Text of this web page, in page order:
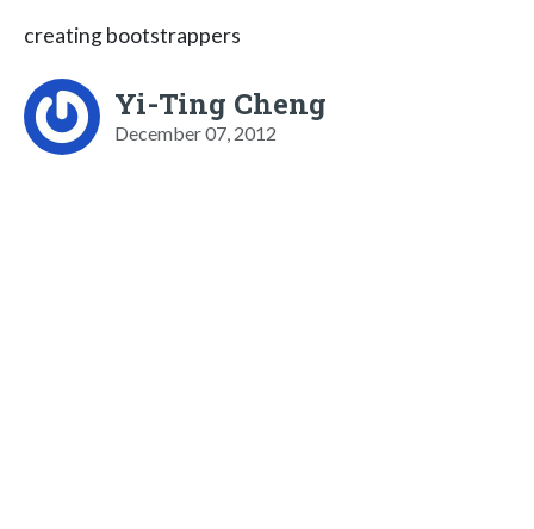
creating bootstrappers
Yi-Ting Cheng
December 07, 2012